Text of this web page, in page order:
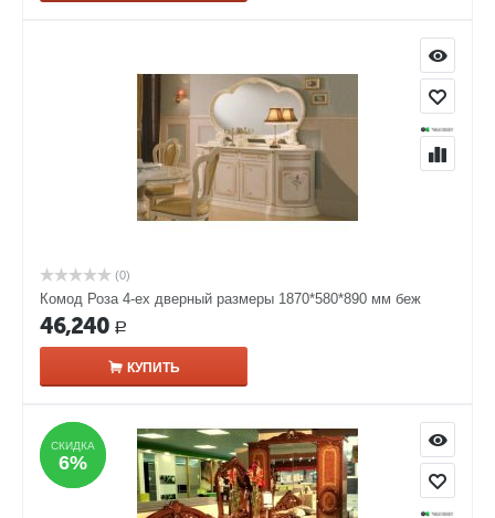
(0)
Комод Роза 4-ех дверный размеры 1870*580*890 мм беж
46,240 Р
КУПИТЬ
СКИДКА
6%
СКИДКА
6%